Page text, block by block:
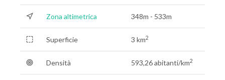
Zona altimetrica 348m - 533m
Superficie 3 km2
Densità 593,26 abitanti/km2